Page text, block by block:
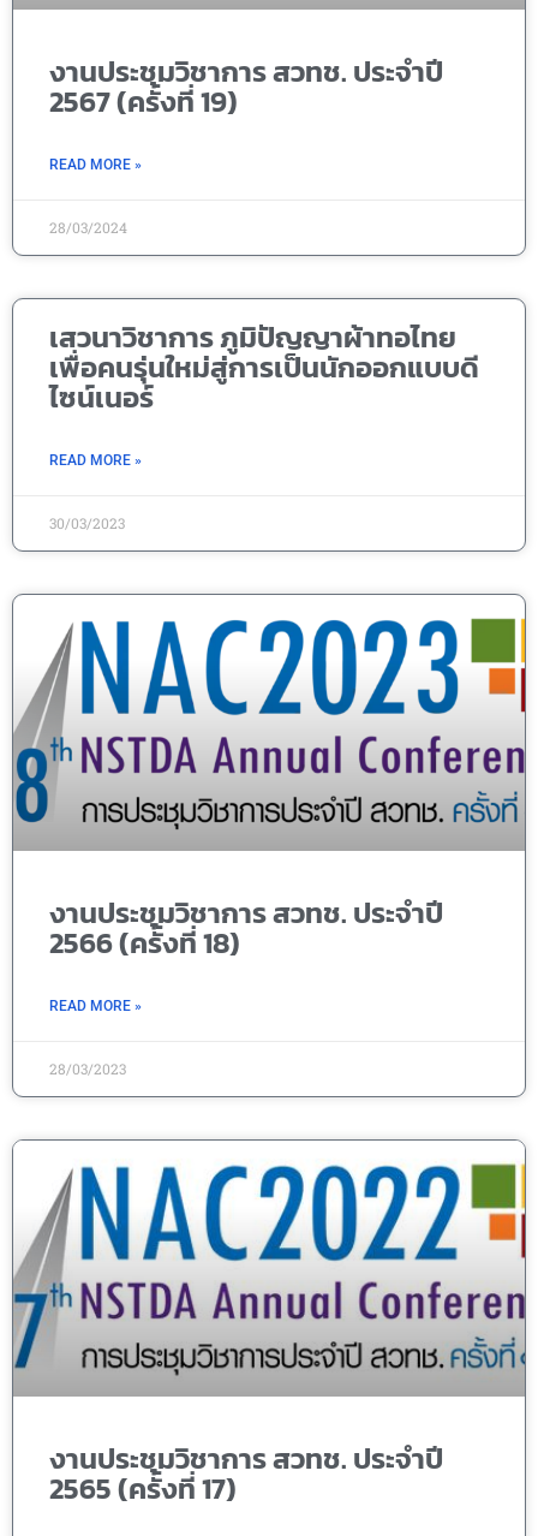
งานประชุมวิชาการ สวทช. ประจำปี
2567 (ครั้งที่ 19)
READ MORE »
28/03/2024
เสวนาวิชาการ ภูมิปัญญาผ้าทอไทย
เพื่อคนรุ่นใหม่สู่การเป็นนักออกแบบดี
ไซน์เนอร์
READ MORE »
30/03/2023
งานประชุมวิชาการ สวทช. ประจำปี
2566 (ครั้งที่ 18)
READ MORE »
28/03/2023
งานประชุมวิชาการ สวทช. ประจำปี
2565 (ครั้งที่ 17)